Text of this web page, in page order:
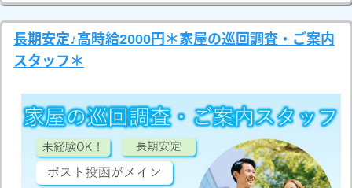
長期安定♪高時給2000円＊家屋の巡回調査・ご案内
スタッフ＊